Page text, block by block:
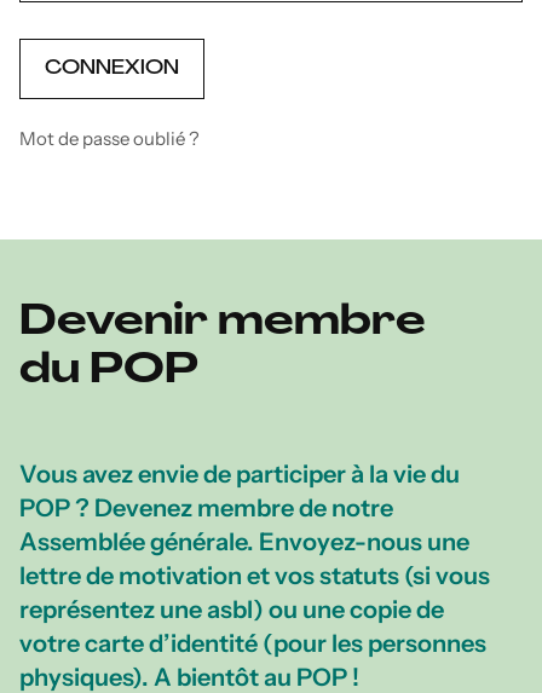
Mot de passe oublié ?
Devenir membre
du POP
Vous avez envie de participer à la vie du
POP ? Devenez membre de notre
Assemblée générale. Envoyez-nous une
lettre de motivation et vos statuts (si vous
représentez une asbl) ou une copie de
votre carte d’identité (pour les personnes
physiques). A bientôt au POP !